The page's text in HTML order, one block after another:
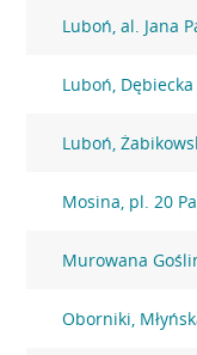
Luboń, al. Jana
Luboń, Dębiecka
Luboń,
Mosina, pl. 20
Murowana
Oborniki,